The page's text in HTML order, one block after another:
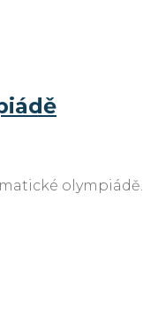
olympiádě.